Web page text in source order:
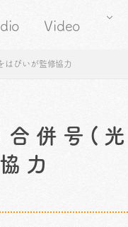
Video
はぴいが監修協力
併号(光
力